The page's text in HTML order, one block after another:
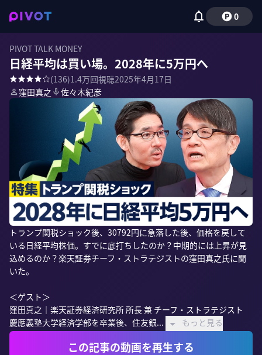
0
PIVOT TALK MONEY
日経平均は買い場。2028年に5万円へ
(136)1.4万回視聴2025年4月17日
窪田真之
佐々木紀彦
トランプ関税ショック後、30792円に急落した後、価格を戻して
いる日経平均株価。すでに底打ちしたのか？中期的には上昇が見
込めるのか？楽天証券チーフ・ストラテジストの窪田真之氏に聞
いた。
＜ゲスト＞
窪田真之｜楽天証券経済研究所 所長 兼 チーフ・ストラテジスト
慶應義塾大学経済学部を卒業後、住友銀...
もっと見る
この記事の動画を再生する